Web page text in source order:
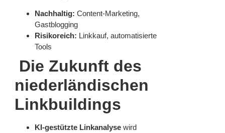
Nachhaltig: Content-Marketing,
Gastblogging
Risikoreich: Linkkauf, automatisierte
Tools
Die Zukunft des
niederländischen
Linkbuildings
KI-gestützte Linkanalyse wird